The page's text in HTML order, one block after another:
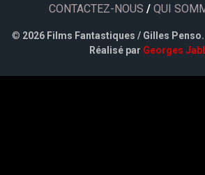
CONTACTEZ-NOUS / QUI
© 2026 Films Fantastiques / Gilles
Réalisé par Georges